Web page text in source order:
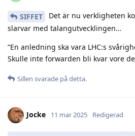
SIFFET
Det är nu verkligheten
slarvar med talangutvecklingen…
”En anledning ska vara LHC:s
Skulle inte forwarden bli kvar vore
Sillen svarade på detta.
Jocke 11 mar 2025 Redigerad